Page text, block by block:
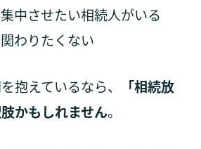
中させたい相続人がいる
わりたくない
抱えているなら、
「相続放
かもしれません。